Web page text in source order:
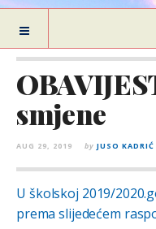
smjene
AUG 29, 2019 by JUSO KADRIĆ
U školskoj 2019/
prema slijedećem